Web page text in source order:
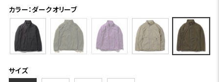
カラー：ダークオリーブ
サイズ